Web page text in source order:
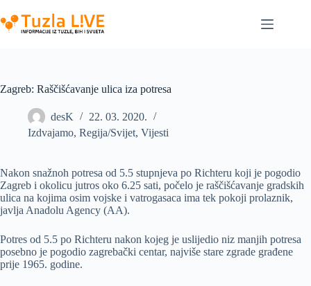
to
content
Zagreb: Raščišćavanje ulica iza potresa
desK
22. 03. 2020.
Izdvajamo, Regija/Svijet, Vijesti
Nakon snažnoh potresa od 5.5 stupnjeva po Richteru koji je pogodio
Zagreb i okolicu jutros oko 6.25 sati, počelo je raščišćavanje gradskih
ulica na kojima osim vojske i vatrogasaca ima tek pokoji prolaznik,
javlja Anadolu Agency (AA).
Potres od 5.5 po Richteru nakon kojeg je uslijedio niz manjih potresa
posebno je pogodio zagrebački centar, najviše stare zgrade građene
prije 1965. godine.